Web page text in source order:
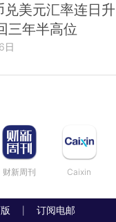
兑美元汇率连日升
三年半高位
日
财新周刊 Caixin
版 订阅电邮